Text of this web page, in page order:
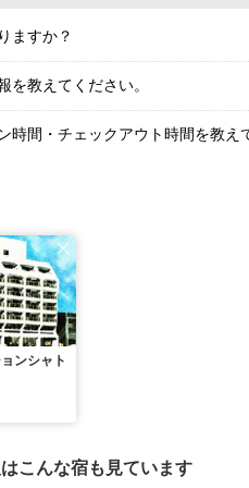
ますか？
を教えてください。
時間・チェックアウト時間を教え
ンシャト
こんな宿も見ています